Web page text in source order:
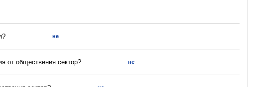
не
от обществения сектор? не